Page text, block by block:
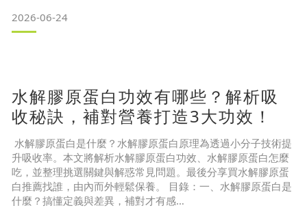
斷甲掉髮原因2. 外在刺激過多
斷甲掉髮原因3. 壓力與作息不規律
關鍵營養素1：含鋅食物
關鍵營養素2：含鐵食物
關鍵營養素3：富含維生素B群
2026-06-24
水解膠原蛋白功效有哪些？解析吸
收秘訣，補對營養打造3大功效！
水解膠原蛋白是什麼？水解膠原蛋白原理為透過小分子技術提
升吸收率。本文將解析水解膠原蛋白功效、水解膠原蛋白怎麼
吃，並整理挑選關鍵與解惑常見問題。最後分享買水解膠原蛋
白推薦找誰，由內而外輕鬆保養。 目錄：一、水解膠原蛋白是
什麼？搞懂定義與差異，補對才有感